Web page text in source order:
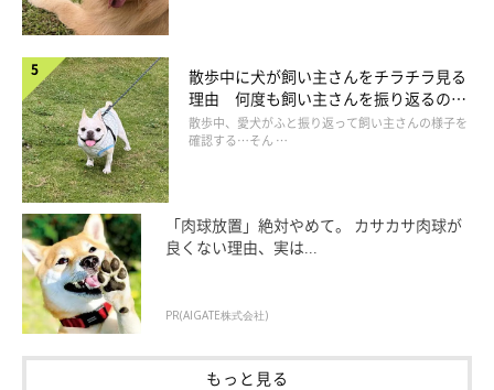
「あまりのやんちゃぶりにビックリした。子どもたちの服
の袖はいつもボロボロで家中の家具をかじっていた」
「散歩で止まってしまうと、重くて動かすことができなか
った」
「お散歩に行くと、引っ張られてしまうので、何度も転ん
だことがあります」
散歩中に犬が飼い主さんをチラチラ見る
理由 何度も飼い主さんを振り返るのは
なぜ？
散歩中、愛犬がふと振り返って飼い主さんの様子を
確認する…そん …
「肉球放置」絶対やめて。 カサカサ肉球が
良くない理由、実は...
PR(AIGATE株式会社)
もっと見る